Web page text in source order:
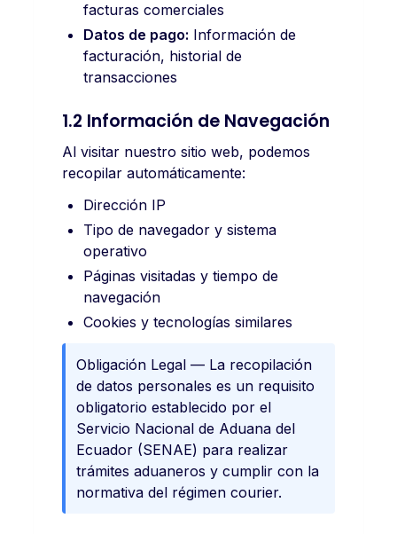
facturas comerciales
Datos de pago: Información de
facturación, historial de
transacciones
1.2 Información de Navegación
Al visitar nuestro sitio web, podemos
recopilar automáticamente:
Dirección IP
Tipo de navegador y sistema
operativo
Páginas visitadas y tiempo de
navegación
Cookies y tecnologías similares
Obligación Legal — La recopilación
de datos personales es un requisito
obligatorio establecido por el
Servicio Nacional de Aduana del
Ecuador (SENAE) para realizar
trámites aduaneros y cumplir con la
normativa del régimen courier.